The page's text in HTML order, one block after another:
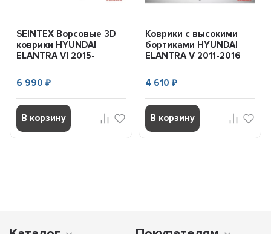
SEINTEX Ворсовые 3D
коврики HYUNDAI
ELANTRA VI 2015-
88695
6 990₽
В корзину
Коврики с высокими
бортиками HYUNDAI
ELANTRA V 2011-2016
4 610 ₽
В корзину